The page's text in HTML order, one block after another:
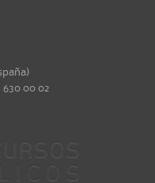
630 00 02